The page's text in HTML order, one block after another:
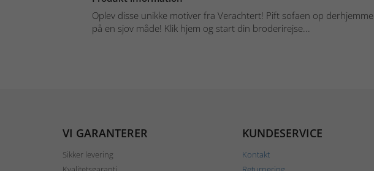
Oplev disse unikke motiver fra Verachtert! Pift sofaen op derhjemme
på en sjov måde! Klik hjem og start din broderirejse...
VI GARANTERER
Sikker levering
KUNDESERVICE
Kontakt